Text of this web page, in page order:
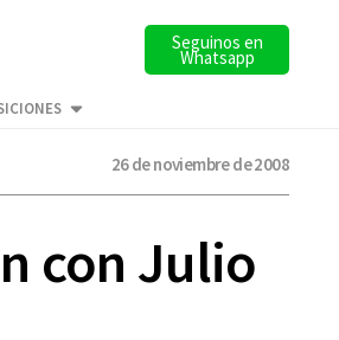
Seguinos en
Whatsapp
26 de noviembre de 2008
con Julio